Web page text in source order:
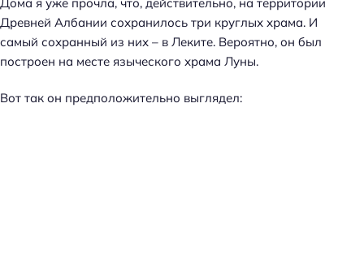
Древней Албании сохранилось три круглых храма. И
самый сохранный из них – в Леките. Вероятно, он был
построен на месте языческого храма Луны.
Вот так он предположительно выглядел: